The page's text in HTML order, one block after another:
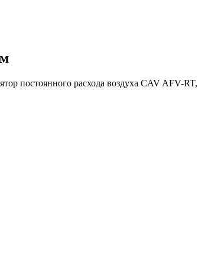
постоянного расхода воздуха CAV AFV-RT,